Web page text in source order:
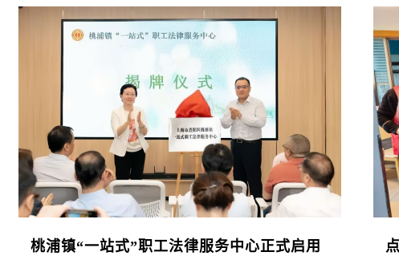
桃浦镇“一站式”职工法律服务中心正式启用​